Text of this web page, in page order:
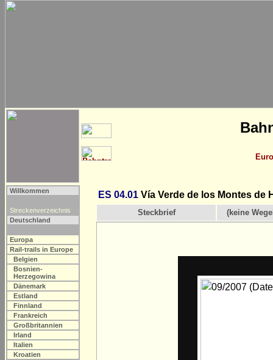
Willkommen
Streckenverzeichnis
Deutschland
Europa
Rail-trails in Europe
Belgien
Bosnien-
Herzegowina
Dänemark
Estland
Finnland
Frankreich
Großbritannien
Irland
Italien
Kroatien
ES 04.01 Vía Verde de los Montes de
Steckbrief (keine